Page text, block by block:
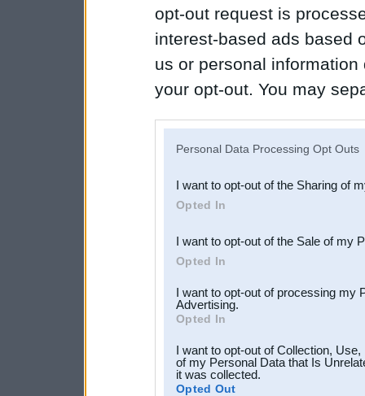
opt-out request is
interest-based ads based
us or personal
your opt-out. You may
Downstream Participants
third parties.
Personal Data Processing Opt Outs
I want to opt-out of the Sharing of
Opted In
I want to opt-out of the Sale of my
Opted In
I want to opt-out of processing my
Advertising.
Opted In
I want to opt-out of Collection,
of my Personal Data that Is
it was collected.
Opted Out